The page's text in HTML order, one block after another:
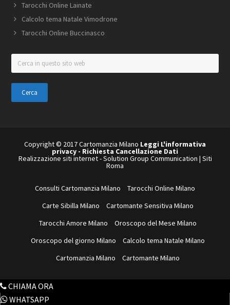
Tarocchi Online Lainate
Calcolo tema Natale Vimodrone
Tarocchi Online Buccinasco
Cerca
in
questo
sito
web
Copyright © 2017 Cartomanzia Milano Leggi L'informativa
privacy - Richiesta Cancellazione Dati
Realizzazione siti internet-Solution Group Communication | Siti
Roma
Consulti Cartomanzia Milano
Tarocchi Online Milano
Carte Sibilla Milano
Cartomante Sensitiva Milano
Tarocchi Amore Milano
Oroscopo del Mese Milano
Oroscopo del giorno Milano
Calcolo tema Natale Milano
Cartomanzia Milano
Cartomante Milano
CHIAMA ORA
WHATSAPP